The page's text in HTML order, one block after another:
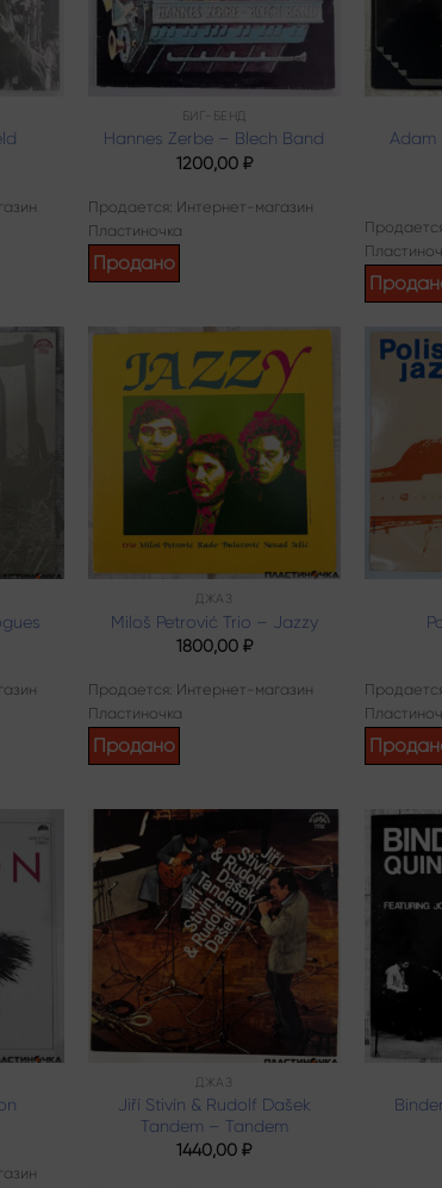
БИГ-БЕНД
Hannes Zerbe – Blech Band
1200,00 ₽
Продается: Интернет-магазин
Пластиночка
Продано
Adam
Add to
ДЖАЗ
Miloš Petrović Trio – Jazzy
1800,00 ₽
Продается: Интернет-магазин
Пластиночка
Продано
Add to
Add to
wishlist
ДЖАЗ
Jiří Stivín & Rudolf Dašek
Tandem – Tandem
1440,00₽